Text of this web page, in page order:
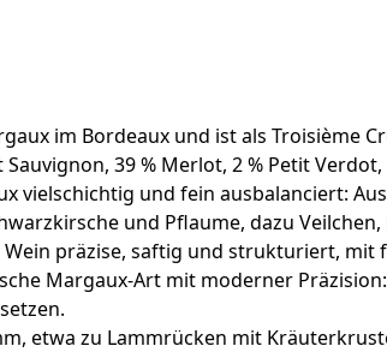
im Bordeaux und ist als Troisième
39 % Merlot, 2 % Petit
vielschichtig und fein ausbalanciert:
und Pflaume, dazu
präzise, saftig und strukturiert,
Margaux-Art mit moderner
etwa zu Lammrücken mit